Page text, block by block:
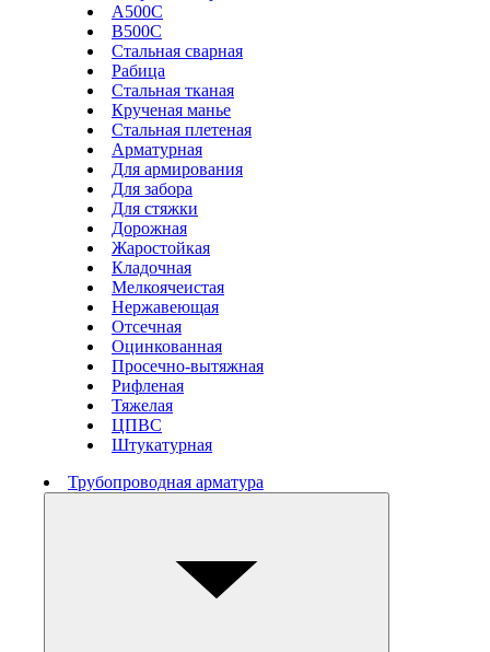
А500С
В500С
Стальная сварная
Рабица
Стальная тканая
Крученая манье
Стальная плетеная
Арматурная
Для армирования
Для забора
Для стяжки
Дорожная
Жаростойкая
Кладочная
Мелкоячеистая
Нержавеющая
Отсечная
Оцинкованная
Просечно-вытяжная
Рифленая
Тяжелая
ЦПВС
Штукатурная
Трубопроводная арматура